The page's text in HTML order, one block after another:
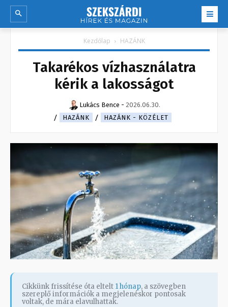
Kezdőlap HAZÁNK
Takarékos vízhasználatra
kérik a lakosságot
Lukács Bence - 2026.06.30.
HAZÁNK
HAZÁNK - KÖZÉLET
Cikkünk frissítése óta eltelt 1 hónap, a szövegben
szereplő információk a megjelenéskor pontosak
voltak, de mára elavulhattak.